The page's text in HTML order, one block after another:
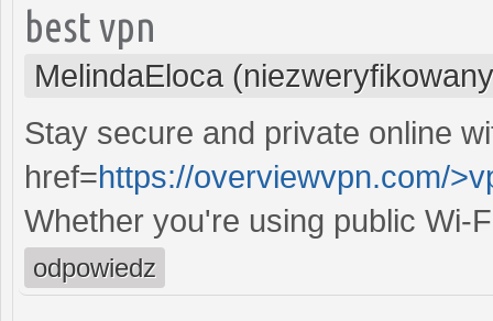
best vpn
MelindaEloca
Stay secure and private online
href=https://overviewvpn.com/
Whether you're using public Wi-
odpowiedz